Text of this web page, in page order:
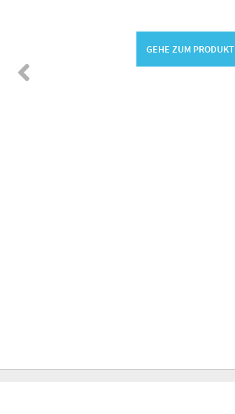
GEHE ZUM PRODUKT